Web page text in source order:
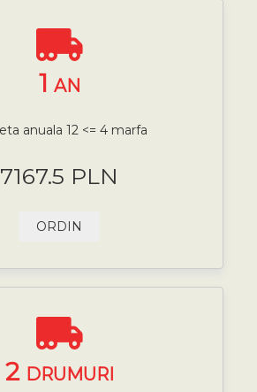
1 AN
anuala 12 <= 4 marfa
7167.5 PLN
ORDIN
2 DRUMURI